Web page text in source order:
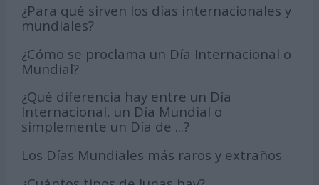
¿Para qué sirven los días internacionales y
mundiales?
¿Cómo se proclama un Día Internacional o
Mundial?
¿Qué diferencia hay entre un Día
Internacional, un Día Mundial o
simplemente un Día de ...?
Los Días Mundiales más raros y extraños